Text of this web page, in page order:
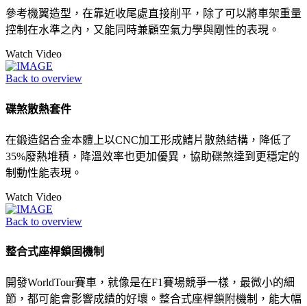
參考機翼造型，在靠近收尾處直接削平，除了可以將車架重量
控制在水準之內，又能同時兼顧空氣力學與剛性的表現。
Watch Video
Back to overview
碟煞散熱套件
在鍛造鋁合金本體上以CNC加工形成鰭片散熱結構，降低了
35%廢熱堆積，降溫效率也更加優異，協助碟煞達到更穩定的
制動性能表現。
Watch Video
Back to overview
整合式座桿鎖固機制
開發WorldTour賽車，就像是在F1賽場競爭一樣，最微小的細
節，都可能會影響成績的好壞。整合式座桿鎖附機制，能大幅